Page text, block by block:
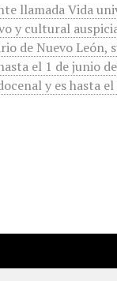
llamada Vida
y cultural
de Nuevo León,
el 1 de junio
y es hasta